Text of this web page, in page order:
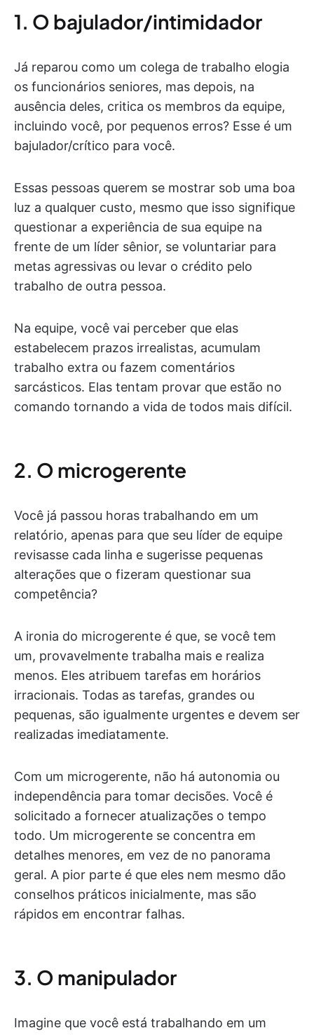
1. O bajulador/intimidador
Já reparou como um colega de trabalho elogia
os funcionários seniores, mas depois, na
ausência deles, critica os membros da equipe,
incluindo você, por pequenos erros? Esse é um
bajulador/crítico para você.
Essas pessoas querem se mostrar sob uma boa
luz a qualquer custo, mesmo que isso signifique
questionar a experiência de sua equipe na
frente de um líder sênior, se voluntariar para
metas agressivas ou levar o crédito pelo
trabalho de outra pessoa.
Na equipe, você vai perceber que elas
estabelecem prazos irrealistas, acumulam
trabalho extra ou fazem comentários
sarcásticos. Elas tentam provar que estão no
comando tornando a vida de todos mais difícil.
2. O microgerente
Você já passou horas trabalhando em um
relatório, apenas para que seu líder de equipe
revisasse cada linha e sugerisse pequenas
alterações que o fizeram questionar sua
competência?
A ironia do microgerente é que, se você tem
um, provavelmente trabalha mais e realiza
menos. Eles atribuem tarefas em horários
irracionais. Todas as tarefas, grandes ou
pequenas, são igualmente urgentes e devem ser
realizadas imediatamente.
Com um microgerente, não há autonomia ou
independência para tomar decisões. Você é
solicitado a fornecer atualizações o tempo
todo. Um microgerente se concentra em
detalhes menores, em vez de no panorama
geral. A pior parte é que eles nem mesmo dão
conselhos práticos inicialmente, mas são
rápidos em encontrar falhas.
3. O manipulador
Imagine que você está trabalhando em um